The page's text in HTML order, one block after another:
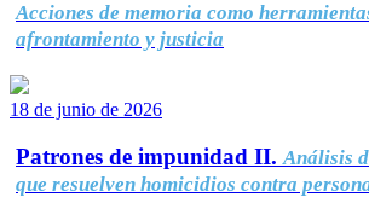
Acciones de memoria como
afrontamiento y justicia
18 de junio de 2026
Patrones de impunidad II. Análisis
que resuelven homicidios contra